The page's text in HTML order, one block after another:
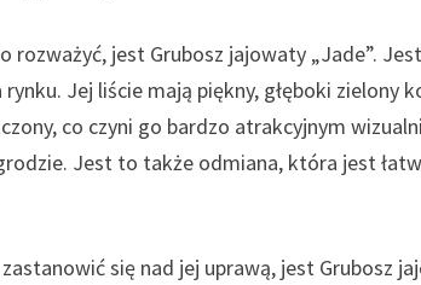
rozważyć, jest Grubosz jajowaty „Jade”.
Jej liście mają piękny, głęboki zielony
co czyni go bardzo atrakcyjnym
Jest to także odmiana, która jest
się nad jej uprawą, jest Grubosz